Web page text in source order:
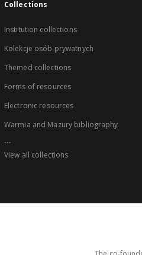
Collections
Institution collections
Kolekcje osób prywatnych
Themed collections
Forms of resources
Electronic resources
Warmia and Mazury bibliography
...
View all collections